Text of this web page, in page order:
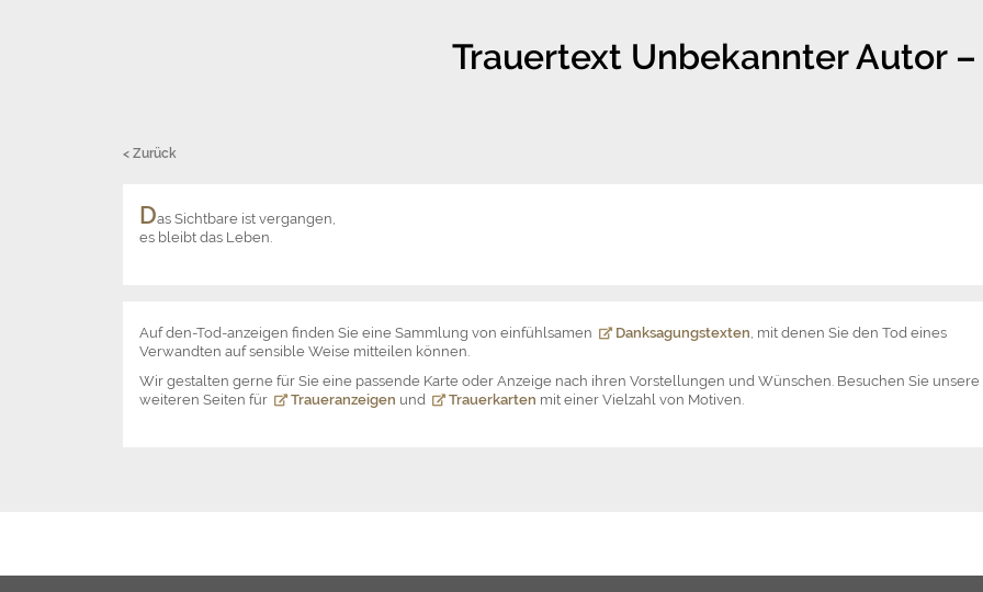
Trauertext Unbekannter Autor –
< Zurück
Das Sichtbare ist vergangen,
es bleibt das Leben.
Auf den-Tod-anzeigen finden Sie eine Sammlung von einfühlsamen Danksagungstexten, mit denen Sie den Tod eines
Verwandten auf sensible Weise mitteilen können.
Wir gestalten gerne für Sie eine passende Karte oder Anzeige nach ihren Vorstellungen und Wünschen. Besuchen Sie unsere
weiteren Seiten für
Traueranzeigen und Trauerkarten mit einer Vielzahl von Motiven.